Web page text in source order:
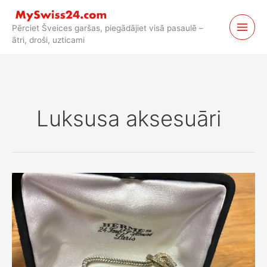
saturuPērciet Šveices garšas, piegādājiet visā pasaulē –
ātri, droši, uzticami
Luksusa aksesuāri
Hermès
vintage
aksesuāri
no
Šveices
piegādāti